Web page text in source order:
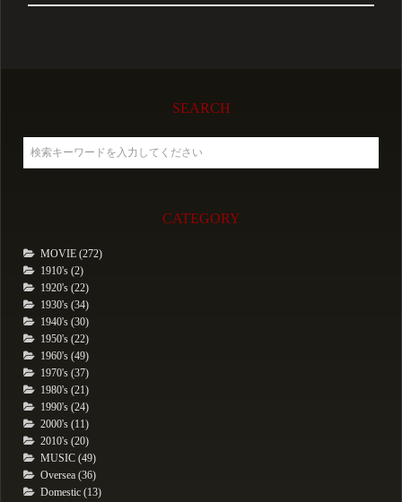
SEARCH
CATEGORY
MOVIE (272)
1910's (2)
1920's (22)
1930's (34)
1940's (30)
1950's (22)
1960's (49)
1970's (37)
1980's (21)
1990's (24)
2000's (11)
2010's (20)
MUSIC (49)
Oversea (36)
Domestic (13)